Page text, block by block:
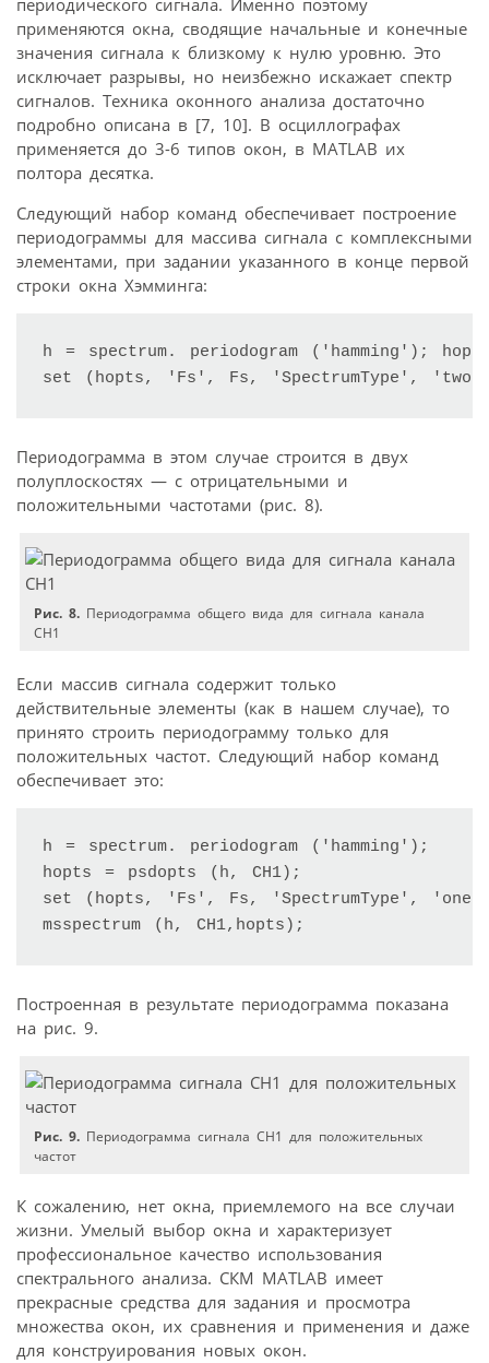
применяются окна, сводящие начальные и конечные
значения сигнала к близкому к нулю уровню. Это
исключает разрывы, но неизбежно искажает спектр
сигналов. Техника оконного анализа достаточно
подробно описана в [7, 10]. В осциллографах
применяется до 3-6 типов окон, в MATLAB их
полтора десятка.
Следующий набор команд обеспечивает построение
периодограммы для массива сигнала с комплексными
элементами, при задании указанного в конце первой
строки окна Хэмминга:
h = spectrum. periodogram ('hamming');
set (hopts, 'Fs', Fs, 'SpectrumType',
Периодограмма в этом случае строится в двух
полуплоскостях — с отрицательными и
положительными частотами (рис. 8).
Рис. 8. Периодограмма общего вида для сигнала канала
CH1
Если массив сигнала содержит только
действительные элементы (как в нашем случае), то
принято строить периодограмму только для
положительных частот. Следующий набор команд
обеспечивает это:
h = spectrum. periodogram ('hamming');
hopts = psdopts (h, CH1);
set (hopts, 'Fs', Fs, 'SpectrumType',
msspectrum (h, CH1,hopts);
Построенная в результате периодограмма показана
на рис. 9.
Рис. 9. Периодограмма сигнала CH1 для положительных
частот
К сожалению, нет окна, приемлемого на все случаи
жизни. Умелый выбор окна и характеризует
профессиональное качество использования
спектрального анализа. СКМ MATLAB имеет
прекрасные средства для задания и просмотра
множества окон, их сравнения и применения и даже
для конструирования новых окон.